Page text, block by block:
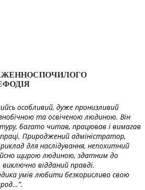
особливий, дуже пронизливий
та освіченою людиною. Він
багато читав, працював і вимагав
Природжений адміністратор,
для наслідування, непохитний
щирою людиною, здатним до
виключно відданий правді.
умів любити безкорисливо свою